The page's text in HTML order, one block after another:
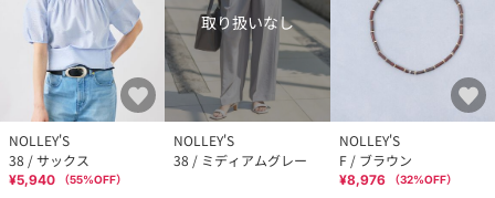
NOLLEY'S
38 / サックス
¥5,940 （55%OFF）
取り扱いなし
NOLLEY'S
38 / ミディアムグレー
NOLLEY'S
F / ブラウン
¥8,976 （32%OFF）